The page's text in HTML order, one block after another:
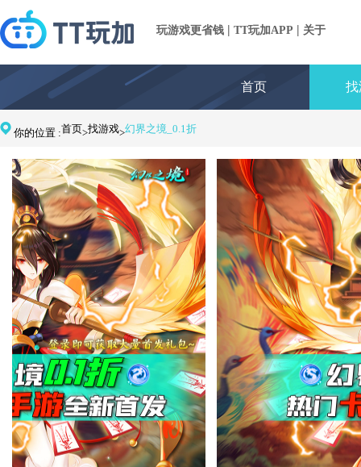
玩游戏更省钱 | TT玩加APP | 关于
首页 找
你的位置 :首页>找游戏>幻界之境_0.1折